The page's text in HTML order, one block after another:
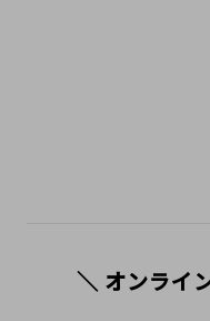
＼ オンライ